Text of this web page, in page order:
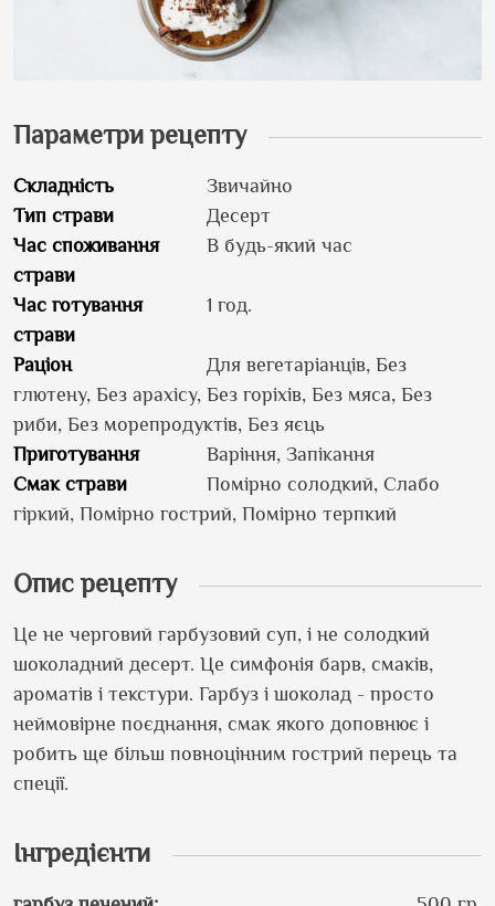
Параметри рецепту
Складність
Звичайно
Тип страви
Десерт
Час споживання
страви
В будь-який час
Час готування
страви
1 год.
Раціон
Для вегетаріанців, Без
глютену, Без арахісу, Без горіхів, Без мяса, Без
риби, Без морепродуктів, Без яєць
Приготування
Варіння, Запікання
Смак страви
Помірно солодкий, Слабо
гіркий, Помірно гострий, Помірно терпкий
Опис рецепту
Це не черговий гарбузовий суп, і не солодкий
шоколадний десерт. Це симфонія барв, смаків,
ароматів і текстури. Гарбуз і шоколад - просто
неймовірне поєднання, смак якого доповнює і
робить ще більш повноцінним гострий перець та
спеції.
Інгредієнти